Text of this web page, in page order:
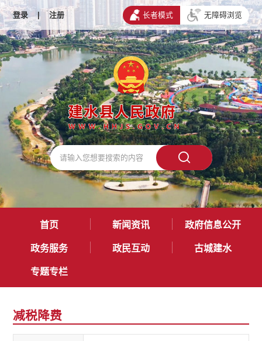
登录 | 注册 长者模式 无障碍浏览
首页 新闻资讯 政府信息公开
政务服务 政民互动 古城建水
专题专栏
减税降费